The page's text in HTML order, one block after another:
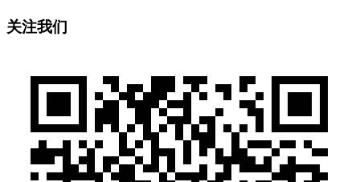
关注我们